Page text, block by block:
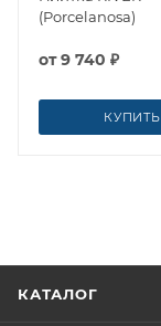
(Porcelanosa)
от9 740 ₽
КУПИТЬ
КАТАЛОГ